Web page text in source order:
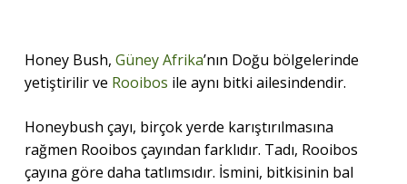
Honey Bush, Güney Afrika’nın Doğu bölgelerinde
yetiştirilir ve Rooibos ile aynı bitki ailesindendir.
Honeybush çayı, birçok yerde karıştırılmasına
rağmen Rooibos çayından farklıdır. Tadı, Rooibos
çayına göre daha tatlımsıdır. İsmini, bitkisinin bal